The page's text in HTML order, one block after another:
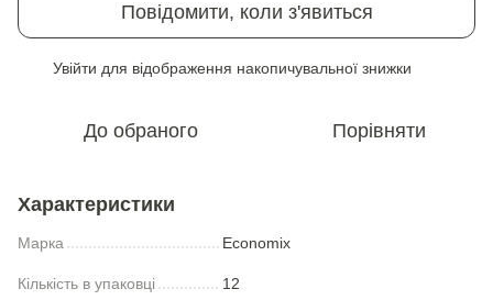
Повідомити, коли з'явиться
Увійти для відображення накопичувальної знижки
До обраного Порівняти
Характеристики
Марка Economix
Кількість в упаковці 12